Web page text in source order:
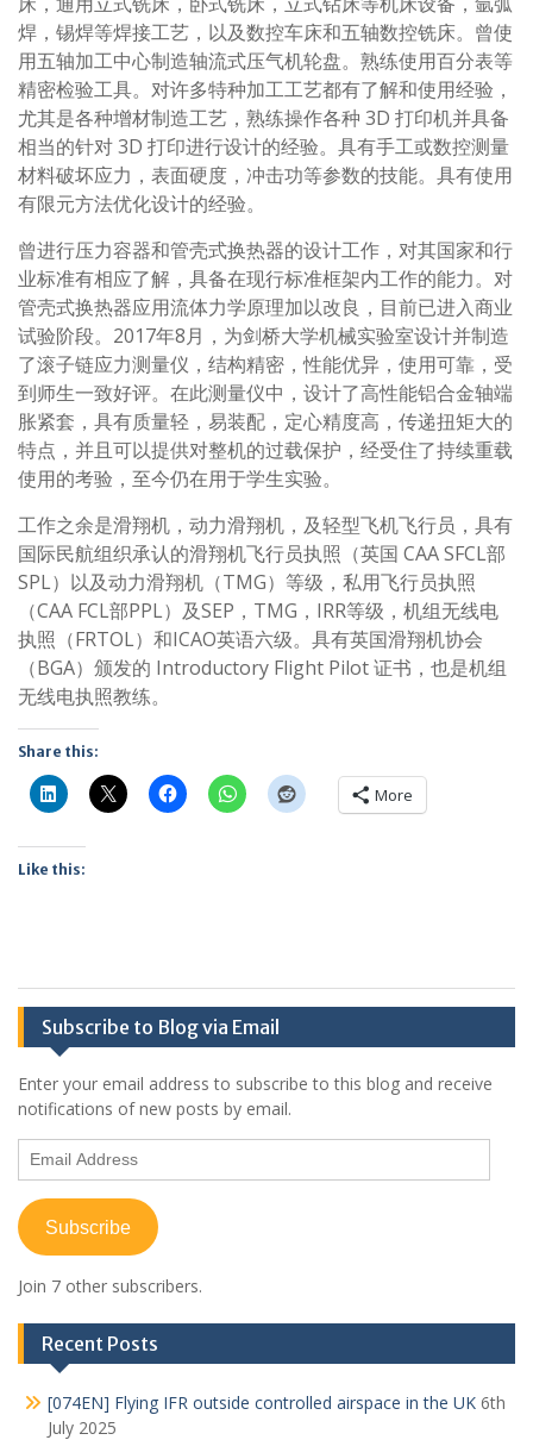
焊，锡焊等焊接工艺，以及数控车床和五轴数控铣床。曾使
用五轴加工中心制造轴流式压气机轮盘。熟练使用百分表等
精密检验工具。对许多特种加工工艺都有了解和使用经验，
尤其是各种增材制造工艺，熟练操作各种 3D 打印机并具备
相当的针对 3D 打印进行设计的经验。具有手工或数控测量
材料破坏应力，表面硬度，冲击功等参数的技能。具有使用
有限元方法优化设计的经验。
曾进行压力容器和管壳式换热器的设计工作，对其国家和行
业标准有相应了解，具备在现行标准框架内工作的能力。对
管壳式换热器应用流体力学原理加以改良，目前已进入商业
试验阶段。2017年8月，为剑桥大学机械实验室设计并制造
了滚子链应力测量仪，结构精密，性能优异，使用可靠，受
到师生一致好评。在此测量仪中，设计了高性能铝合金轴端
胀紧套，具有质量轻，易装配，定心精度高，传递扭矩大的
特点，并且可以提供对整机的过载保护，经受住了持续重载
使用的考验，至今仍在用于学生实验。
工作之余是滑翔机，动力滑翔机，及轻型飞机飞行员，具有
国际民航组织承认的滑翔机飞行员执照（英国 CAA SFCL部
SPL）以及动力滑翔机（TMG）等级，私用飞行员执照
（CAA FCL部PPL）及SEP，TMG，IRR等级，机组无线电
执照（FRTOL）和ICAO英语六级。具有英国滑翔机协会
（BGA）颁发的 Introductory Flight Pilot 证书，也是机组
无线电执照教练。
Share this:
More
Like this:
Subscribe to Blog via Email
Enter your email address to subscribe to this blog and receive
notifications of new posts by email.
Email
Address
Subscribe
Join 7 other subscribers.
Recent Posts
[074EN] Flying IFR outside controlled airspace in the UK 6th
July 2025